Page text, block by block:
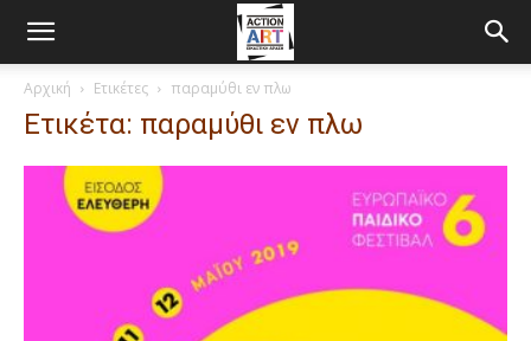
Αρχική Ετικέτες παραμύθι εν πλω
Ετικέτα: παραμύθι εν πλω